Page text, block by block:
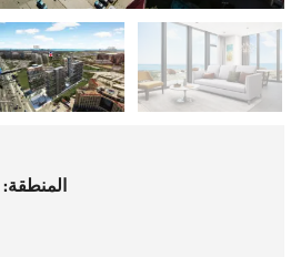
المنطقة: